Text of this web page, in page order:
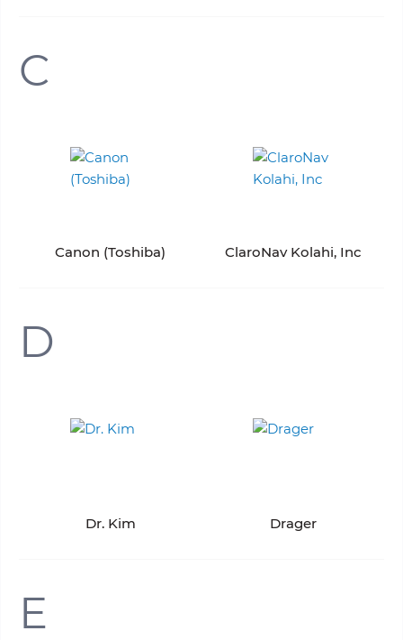
C
Canon (Toshiba) ClaroNav Kolahi, Inc
D
Dr. Kim Drager
E